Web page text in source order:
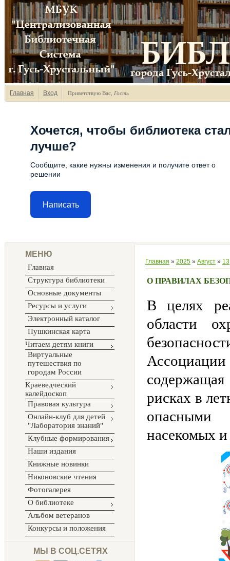
Главная Вход Приветствую Вас Гость
Хочется, чтобы библиотека
лучше?
Сообщите, какие нужны изменения и получите ответ о
решении
Написать
МЕНЮ
Главная
Структура библиотеки
Основные документы
Ресурсы и услуги
Электронный каталог
Пушкинская карта
Читаем детям книги
Виртуальные
путешествия по
городам России
Краеведческий
калейдоскоп
Правовая культура
Онлайн-клуб для детей
"Лаборатория знаний"
Клубные формирования
Наши издания
Книжные новинки
Никоновские чтения
Фотогалерея
О библиотеке
Альбом ветеранов
Конкурсы и положения
МЫ В СОЦ.СЕТЯХ
Главная » 2025 » Август » 13
О ПРАВИЛАХ
В целях
области
рисках в
опасными
насекомых и